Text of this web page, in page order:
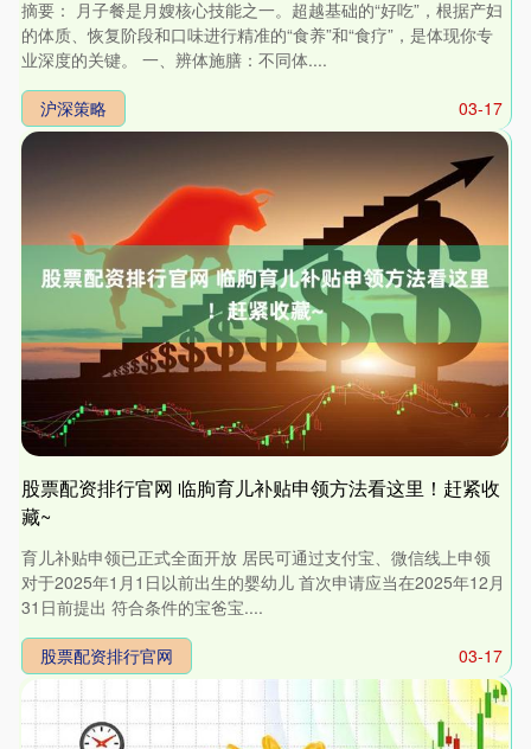
摘要： 月子餐是月嫂核心技能之一。超越基础的“好吃”，根据产妇
的体质、恢复阶段和口味进行精准的“食养”和“食疗”，是体现你专
业深度的关键。 一、辨体施膳：不同体....
03-17
沪深策略
股票配资排行官网 临朐育儿补贴申领方法看这里！赶紧收
藏~
育儿补贴申领已正式全面开放 居民可通过支付宝、微信线上申领
对于2025年1月1日以前出生的婴幼儿 首次申请应当在2025年12月
31日前提出 符合条件的宝爸宝....
03-17
股票配资排行官网